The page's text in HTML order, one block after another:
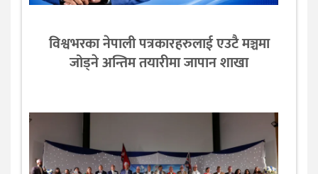
विश्वभरका नेपाली पत्रकारहरुलाई एउटै मञ्चमा
जोड्ने अन्तिम तयारीमा जापान शाखा